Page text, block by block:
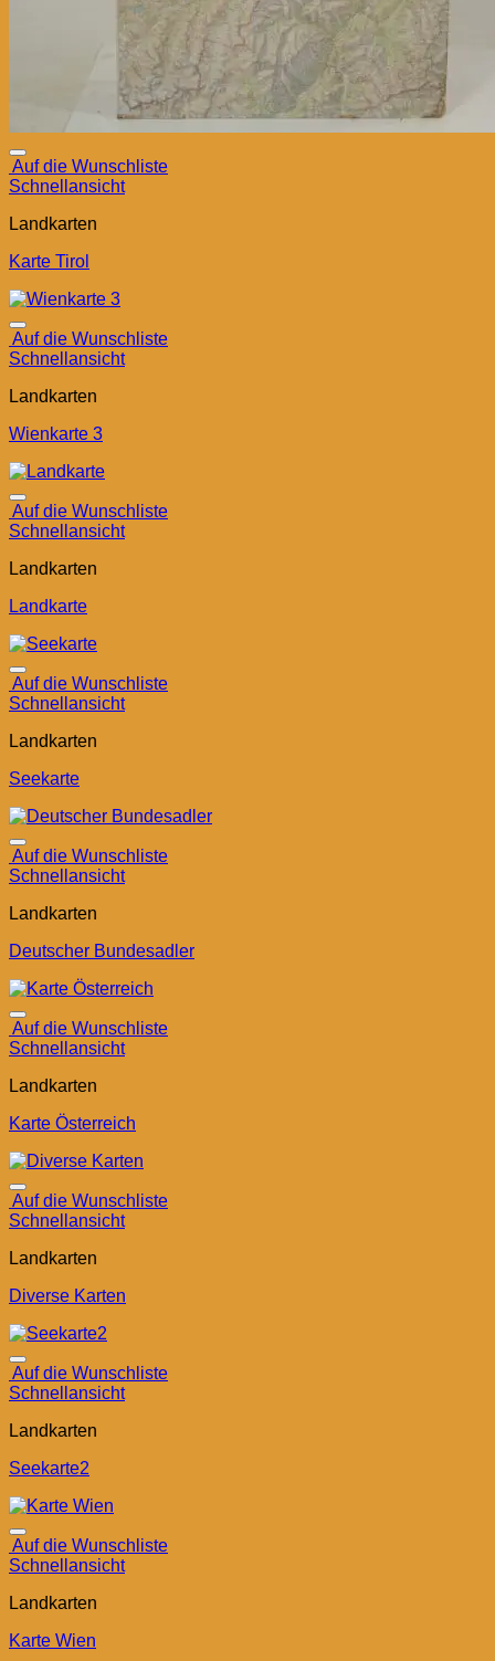
Auf die Wunschliste
Schnellansicht
Landkarten
Karte Tirol
Auf die Wunschliste
Schnellansicht
Landkarten
Wienkarte 3
Auf die Wunschliste
Schnellansicht
Landkarten
Landkarte
Auf die Wunschliste
Schnellansicht
Landkarten
Seekarte
Auf die Wunschliste
Schnellansicht
Landkarten
Deutscher Bundesadler
Auf die Wunschliste
Schnellansicht
Landkarten
Karte Österreich
Auf die Wunschliste
Schnellansicht
Landkarten
Diverse Karten
Auf die Wunschliste
Schnellansicht
Landkarten
Seekarte2
Auf die Wunschliste
Schnellansicht
Landkarten
Karte Wien